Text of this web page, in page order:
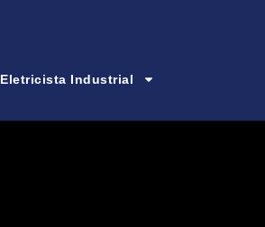
Eletricista Industrial